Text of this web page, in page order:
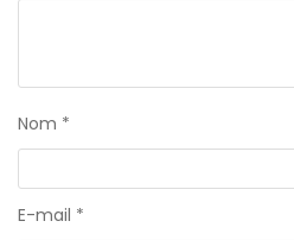
Nom *
E-mail *